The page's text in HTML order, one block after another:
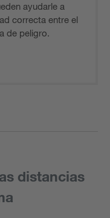
ayudarle a
correcta entre el
de peligro.
distancias